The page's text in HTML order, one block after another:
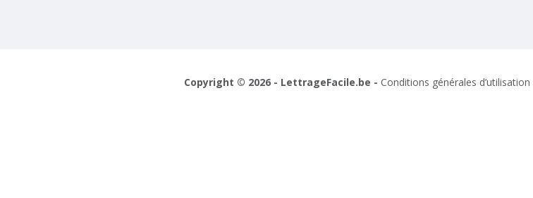
Copyright © 2026 - LettrageFacile.be - Conditions générales d’utilisation